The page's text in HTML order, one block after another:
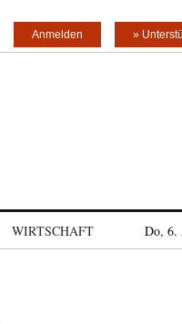
»
Anmelden
WIRTSCHAFT Do, 6.